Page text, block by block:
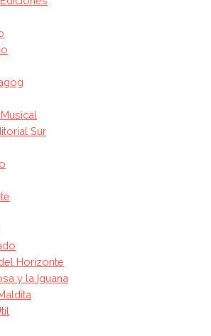
Sur
Horizonte
y la Iguana